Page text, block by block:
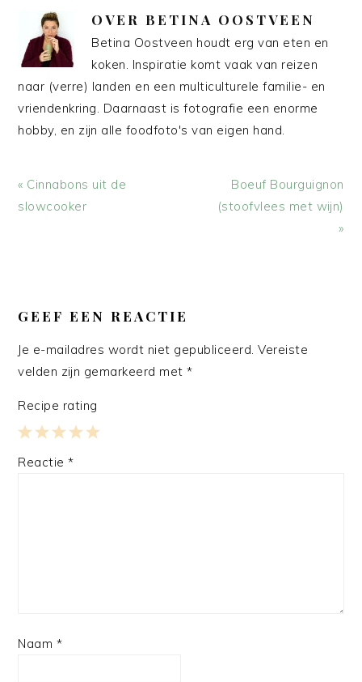
OVER BETINA OOSTVEEN
Betina Oostveen houdt erg van eten en
koken. Inspiratie komt vaak van reizen
naar (verre) landen en een multiculturele familie- en
vriendenkring. Daarnaast is fotografie een enorme
hobby, en zijn alle foodfoto's van eigen hand.
Vorig
bericht:
« Cinnabons uit de
slowcooker
Volgend
bericht:
Boeuf Bourguignon
(stoofvlees met wijn)
»
INTERACTIES
GEEF EEN REACTIE
Je e-mailadres wordt niet gepubliceerd. Vereiste
velden zijn gemarkeerd met*
Recipe rating
4
3
2
1
Reactie*
Naam *